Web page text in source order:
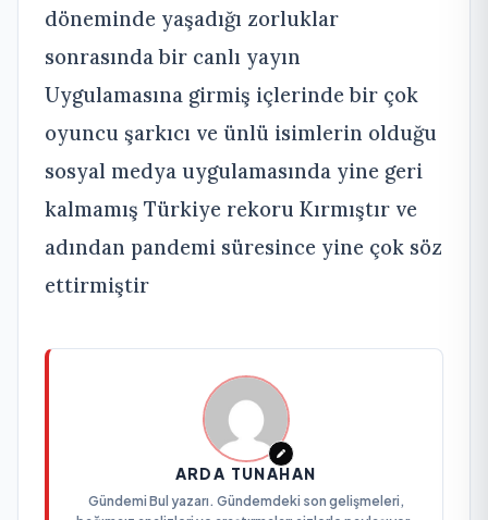
döneminde yaşadığı zorluklar
sonrasında bir canlı yayın
Uygulamasına girmiş içlerinde bir çok
oyuncu şarkıcı ve ünlü isimlerin olduğu
sosyal medya uygulamasında yine geri
kalmamış Türkiye rekoru Kırmıştır ve
adından pandemi süresince yine çok söz
ettirmiştir
ARDA TUNAHAN
Gündemi Bul yazarı. Gündemdeki son gelişmeleri,